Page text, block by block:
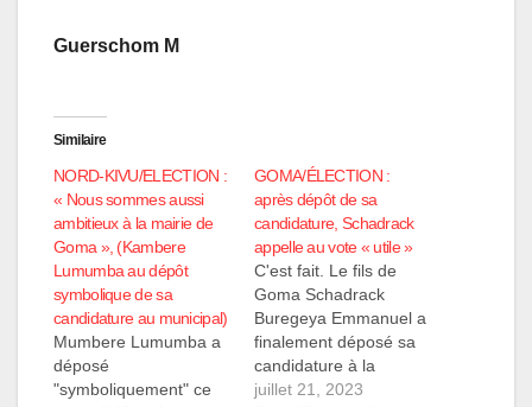
Guerschom M
Similaire
NORD-KIVU/ELECTION :
« Nous sommes aussi
ambitieux à la mairie de
Goma », (Kambere
Lumumba au dépôt
symbolique de sa
candidature au municipal)
Mumbere Lumumba a
déposé
"symboliquement" ce
GOMA/ÉLECTION :
après dépôt de sa
candidature, Schadrack
appelle au vote « utile »
C'est fait. Le fils de
Goma Schadrack
Buregeya Emmanuel a
finalement déposé sa
candidature à la
législature nationale ce
juillet 21, 2023